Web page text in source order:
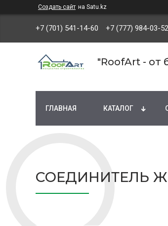
Создать сайт на Satu.kz
+7 (701) 541-14-60 +7 (777) 984-03-52
"RoofArt - от
ГЛАВНАЯ КАТАЛОГ
СОЕДИНИТЕЛЬ